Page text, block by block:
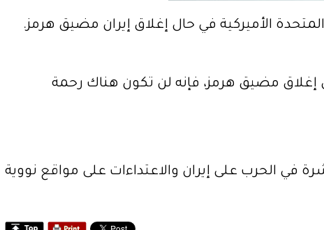
الأميركية في حال إغلاق إيران مضيق هرمز.
مضيق هرمز، فإنه لن تكون هناك رحمة
في الحرب على إيران والاعتداءات على مواقع نووية